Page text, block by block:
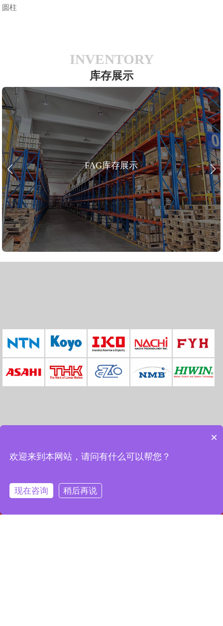
圆柱
INVENTORY
库存展示
FAG库存展示
联系我们
×
欢迎来到本网站，请问有什么可以帮您？
现在咨询 稍后再说